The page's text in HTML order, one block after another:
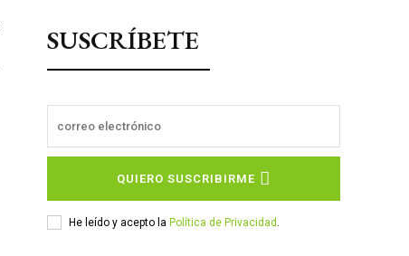
SUSCRÍBETE
QUIERO SUSCRIBIRME
He leído y acepto la Política de Privacidad